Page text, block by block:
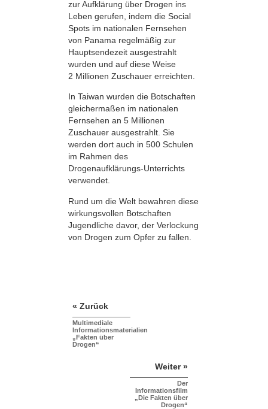
zur Aufklärung über Drogen ins
Leben gerufen, indem die Social
Spots im nationalen Fernsehen
von Panama regelmäßig zur
Hauptsendezeit ausgestrahlt
wurden und auf diese Weise
2 Millionen Zuschauer erreichten.
In Taiwan wurden die Botschaften
gleichermaßen im nationalen
Fernsehen an 5 Millionen
Zuschauer ausgestrahlt. Sie
werden dort auch in 500 Schulen
im Rahmen des
Drogenaufklärungs-Unterrichts
verwendet.
Rund um die Welt bewahren diese
wirkungsvollen Botschaften
Jugendliche davor, der Verlockung
von Drogen zum Opfer zu fallen.
« Zurück
Multimediale
Informationsmaterialien
„Fakten über
Drogen“
Weiter »
Der
Informationsfilm
„Die Fakten über
Drogen“